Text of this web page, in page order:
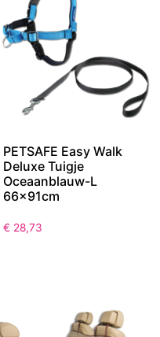
PETSAFE Easy Walk
Deluxe Tuigje
Oceaanblauw-L
66x91cm
€ 28,73